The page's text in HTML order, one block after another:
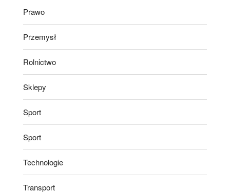
Prawo
Przemysł
Rolnictwo
Sklepy
Sport
Sport
Technologie
Transport